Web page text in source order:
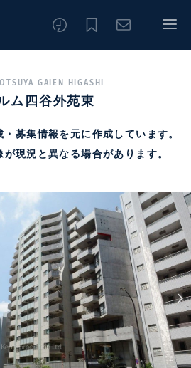
GAIEN HIGASHI
ム四谷外苑東
募集情報を元に作成しています。
現況と異なる場合があります。